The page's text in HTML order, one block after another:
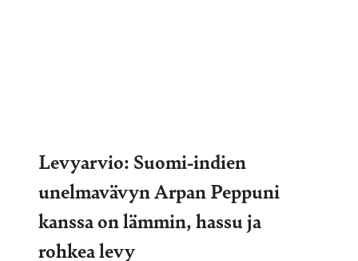
Levyarvio: Suomi-indien
unelmavävyn Arpan Peppuni
kanssa on lämmin, hassu ja
rohkea levy